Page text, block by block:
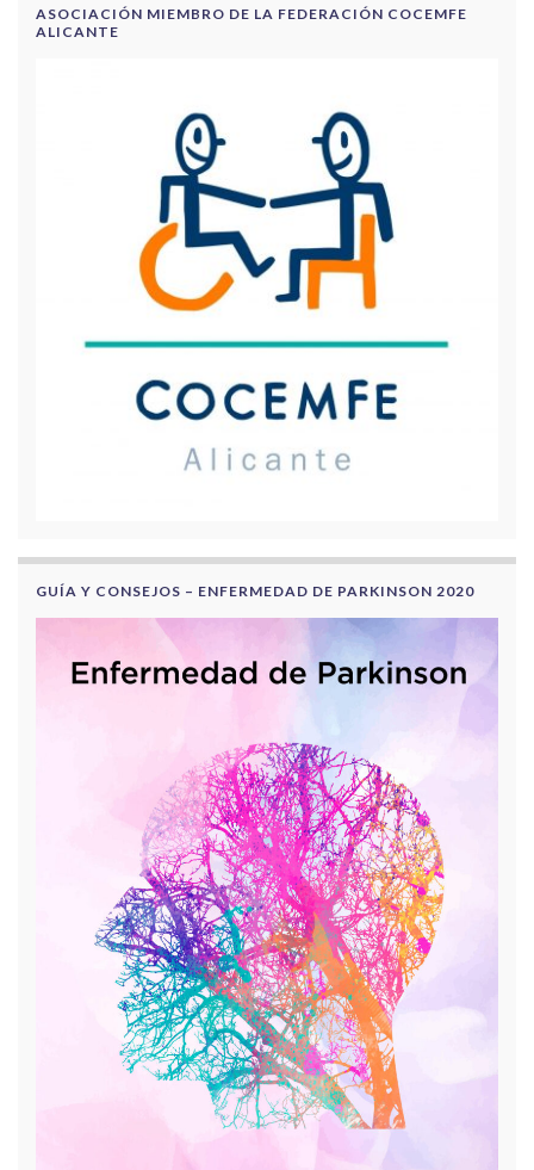
ASOCIACIÓN MIEMBRO DE LA FEDERACIÓN COCEMFE
ALICANTE
GUÍA Y CONSEJOS – ENFERMEDAD DE PARKINSON 2020